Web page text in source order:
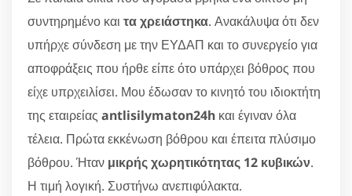
συντηρημένο και τα χρειάστηκα. Ανακάλυψα ότι δεν
υπήρχε σύνδεση με την ΕΥΔΑΠ και το συνεργείο για
αποφράξεις που ήρθε είπε ότο υπάρχει βόθρος που
είχε υπρχειλίσει. Μου έδωσαν το κινητό του ιδιοκτήτη
της εταιρείας antlisilymaton24h και έγιναν όλα
τέλεια. Πρώτα εκκένωση βόθρου και έπειτα πλύσιμο
βόθρου. Ήταν μικρής χωρητικότητας 12 κυβικών.
Η τιμή λογική. Συστήνω ανεπιφύλακτα.